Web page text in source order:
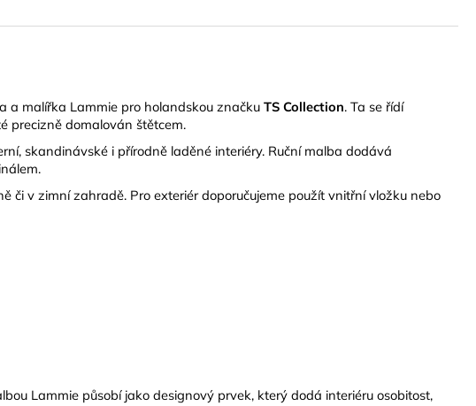
a malířka Lammie pro holandskou značku TS Collection. Ta se řídí
precizně domalován štětcem.
skandinávské i přírodně laděné interiéry. Ruční malba dodává
či v zimní zahradě. Pro exteriér doporučujeme použít vnitřní vložku nebo
Lammie působí jako designový prvek, který dodá interiéru osobitost,